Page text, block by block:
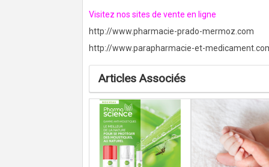
Visitez nos sites de vente en ligne
http://www.pharmacie-prado-mermoz.com
http://www.parapharmacie-et-
Articles Associés